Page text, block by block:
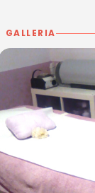
GALLERIA